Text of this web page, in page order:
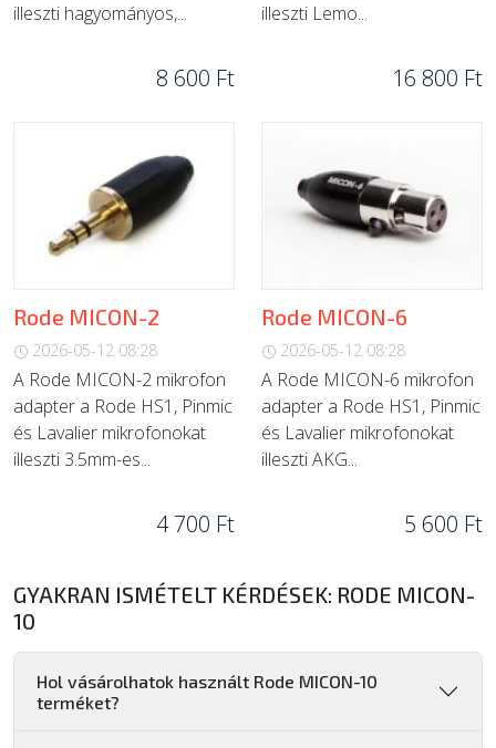
illeszti hagyományos,...
8 600 Ft
illeszti Lemo...
16 800 Ft
Rode MICON-2
2026-05-12 08:28
A Rode MICON-2 mikrofon
adapter a Rode HS1, Pinmic
és Lavalier mikrofonokat
illeszti 3.5mm-es...
4 700 Ft
Rode MICON-6
2026-05-12 08:28
A Rode MICON-6 mikrofon
adapter a Rode HS1, Pinmic
és Lavalier mikrofonokat
illeszti AKG...
5 600 Ft
GYAKRAN ISMÉTELT KÉRDÉSEK: RODE MICON-
10
Hol vásárolhatok használt Rode MICON-10
terméket?